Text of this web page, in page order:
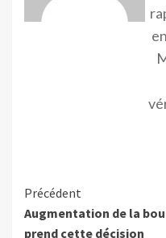
Précédent
Augmentation de la
prend cette décision